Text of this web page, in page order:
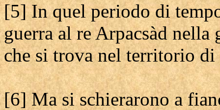
[5] In quel periodo di
guerra al re Arpacsàd nella
che si trova nel territorio di
[6] Ma si schierarono a